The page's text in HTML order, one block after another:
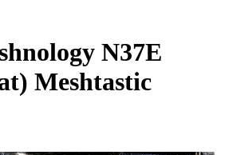
N37E
Meshtastic